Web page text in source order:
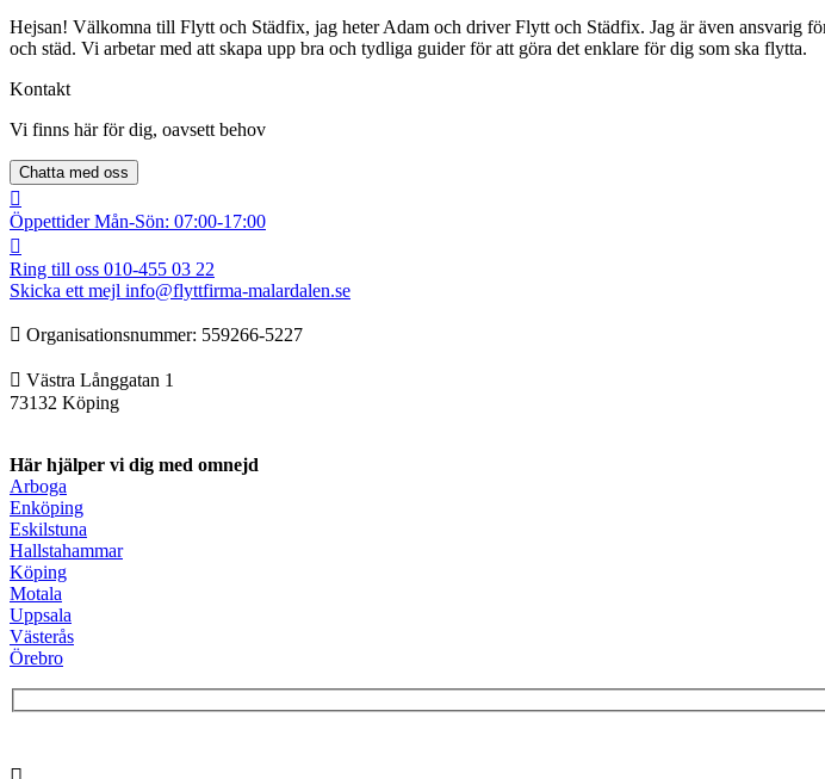
Hejsan! Välkomna till Flytt och Städfix, jag heter Adam och driver Flytt och Städfix. Jag är även ansvarig
och städ. Vi arbetar med att skapa upp bra och tydliga guider för att göra det enklare för dig som ska flytta.
Kontakt
Vi finns här för dig, oavsett behov
Chatta med oss
ÖppettiderMån-Sön: 07:00-17:00
Ring till oss 010-455 03 22
Skicka ett mejl info@flyttfirma-malardalen.se
Organisationsnummer: ‍‍559266-5227
Västra Långgatan 1
73132 Köping
Här hjälper vi dig med omnejd
Arboga
Enköping
Eskilstuna
Hallstahammar
Köping
Motala
Uppsala
Västerås
Örebro